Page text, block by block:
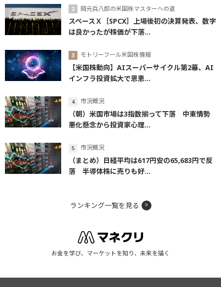
岡元兵八郎の米国株マスターへの道
スペースＸ［SPCX］上場後初の決算発表、数字
は良かったが株価が下落...
モトリーフール米国株情報
【米国株動向】AIスーパーサイクル第2幕、AI
インフラ投資拡大で恩恵...
市況概況
（朝）米国市場は3指数揃って下落 中東情勢
悪化懸念から投資家心理...
市況概況
（まとめ）日経平均は617円安の65,683円で反
落 半導体株に売りも好...
ランキング一覧を見る
お金を学び、マーケットを知り、未来を描く